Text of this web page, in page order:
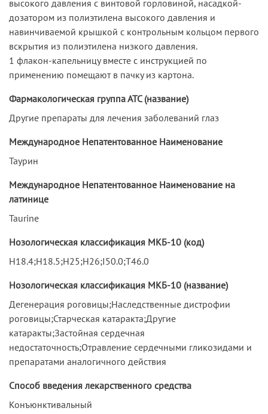
высокого давления с винтовой горловиной, насадкой-
дозатором из полиэтилена высокого давления и
навинчиваемой крышкой с контрольным кольцом первого
вскрытия из полиэтилена низкого давления.
1 флакон-капельницу вместе с инструкцией по
применению помещают в пачку из картона.
Фармакологическая группа АТС (название)
Другие препараты для лечения заболеваний глаз
Международное Непатентованное Наименование
Таурин
Международное Непатентованное Наименование на
латинице
Taurine
Нозологическая классификация МКБ-10 (код)
H18.4;H18.5;H25;H26;I50.0;T46.0
Нозологическая классификация МКБ-10 (название)
Дегенерация роговицы;Наследственные дистрофии
роговицы;Старческая катаракта;Другие
катаракты;Застойная сердечная
недостаточность;Отравление сердечными гликозидами и
препаратами аналогичного действия
Способ введения лекарственного средства
Конъюнктивальный